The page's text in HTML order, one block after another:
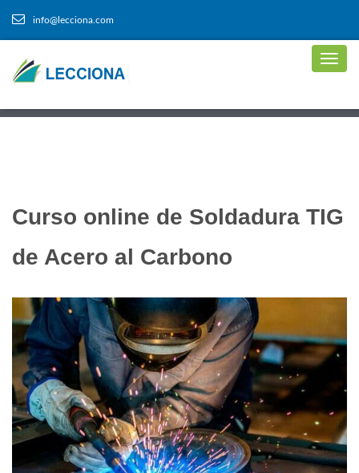
info@lecciona.com
Curso online de Soldadura TIG
de Acero al Carbono